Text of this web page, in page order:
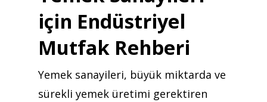
için Endüstriyel
Mutfak Rehberi
Yemek sanayileri, büyük miktarda ve
sürekli yemek üretimi gerektiren